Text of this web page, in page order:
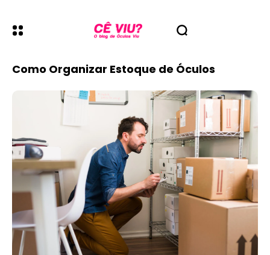
Como Organizar Estoque de Óculos